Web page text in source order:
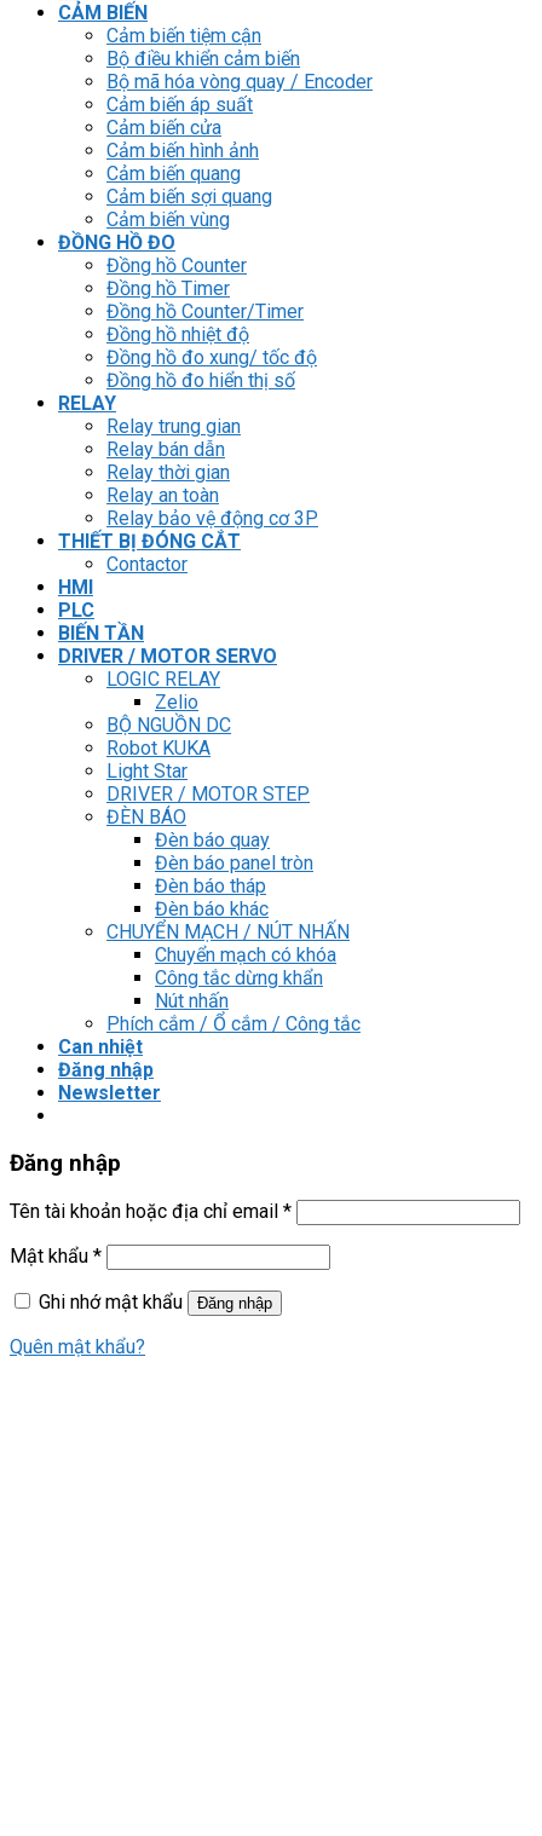
CẢM BIẾN
Cảm biến tiệm cận
Bộ điều khiển cảm biến
Bộ mã hóa vòng quay / Encoder
Cảm biến áp suất
Cảm biến cửa
Cảm biến hình ảnh
Cảm biến quang
Cảm biến sợi quang
Cảm biến vùng
ĐỒNG HỒ ĐO
Đồng hồ Counter
Đồng hồ Timer
Đồng hồ Counter/Timer
Đồng hồ nhiệt độ
Đồng hồ đo xung/ tốc độ
Đồng hồ đo hiển thị số
RELAY
Relay trung gian
Relay bán dẫn
Relay thời gian
Relay an toàn
Relay bảo vệ động cơ 3P
THIẾT BỊ ĐÓNG CẮT
Contactor
HMI
PLC
BIẾN TẦN
DRIVER / MOTOR SERVO
LOGIC RELAY
Zelio
BỘ NGUỒN DC
Robot KUKA
Light Star
DRIVER / MOTOR STEP
ĐÈN BÁO
Đèn báo quay
Đèn báo panel tròn
Đèn báo tháp
Đèn báo khác
CHUYỂN MẠCH / NÚT NHẤN
Chuyển mạch có khóa
Công tắc dừng khẩn
Nút nhấn
Phích cắm / Ổ cắm / Công tắc
Can nhiệt
Đăng nhập
Newsletter
Đăng nhập
Tên tài khoản hoặc địa chỉ email *
Mật khẩu *
Ghi nhớ mật khẩu
Đăng nhập
Quên mật khẩu?